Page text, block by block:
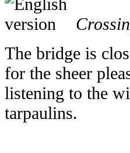
The bridge is
for the sheer
listening to the
tarpaulins.